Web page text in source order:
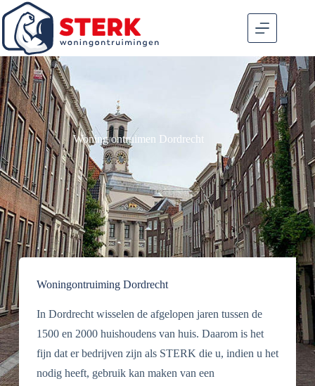
Woning ontruimen Dordrecht
Woningontruiming Dordrecht
In Dordrecht wisselen de afgelopen jaren tussen de
1500 en 2000 huishoudens van huis. Daarom is het
fijn dat er bedrijven zijn als STERK die u, indien u het
nodig heeft, gebruik kan maken van een